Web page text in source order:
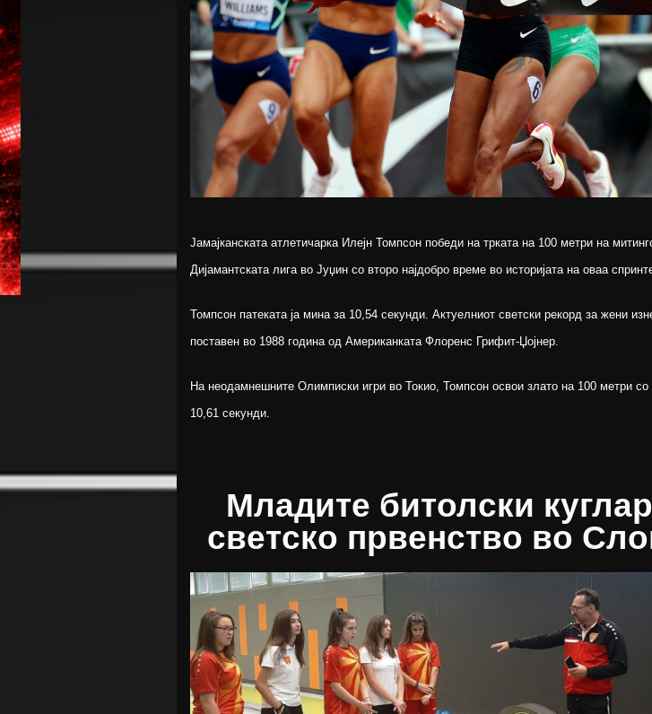
Јамајканската атлетичарка Илејн Томпсон победи на трката на 100 метри на
Дијамантската лига во Јуџин со второ најдобро време во историјата на оваа
Томпсон патеката ја мина за 10,54 секунди. Актуелниот светски рекорд за жени
поставен во 1988 година од Американката Флоренс Грифит-Џојнер.
На неодамнешните Олимписки игри во Токио, Томпсон освои злато на 100 метри
10,61 секунди.
Младите битолски
светско првенство во